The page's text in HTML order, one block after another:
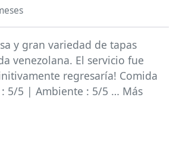
y gran variedad de tapas
venezolana. El servicio fue
regresaría! Comida
5/5 | Ambiente : 5/5 … Más